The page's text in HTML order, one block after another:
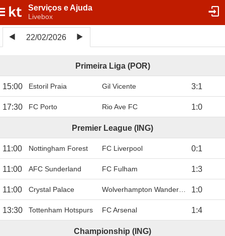
Serviços e Ajuda
Livebox
22/02/2026
Primeira Liga (POR)
15:00 Estoril Praia Gil Vicente 3:1
17:30 FC Porto Rio Ave FC 1:0
Premier League (ING)
11:00 Nottingham Forest FC Liverpool 0:1
11:00 AFC Sunderland FC Fulham 1:3
11:00 Crystal Palace Wolverhampton Wanderers 1:0
13:30 Tottenham Hotspurs FC Arsenal 1:4
Championship (ING)